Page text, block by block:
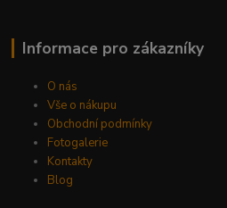
Informace pro zákazníky
O nás
Vše o nákupu
Obchodní podmínky
Fotogalerie
Kontakty
Blog